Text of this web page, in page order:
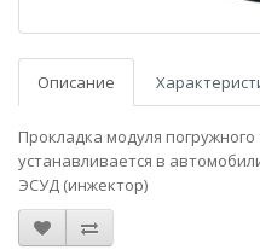
Описание
Прокладка модуля
устанавливается в
ЭСУД (инжектор)